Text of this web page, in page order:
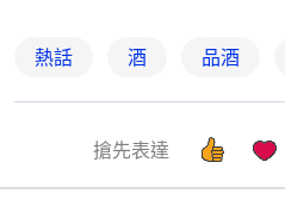
熱話 酒 品酒
搶先表達